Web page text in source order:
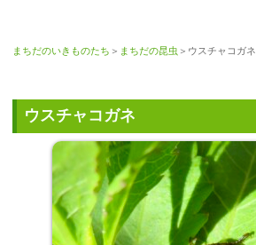
まちだのいきものたち ＞ まちだの昆虫 ＞ウスチャコガネ
ウスチャコガネ